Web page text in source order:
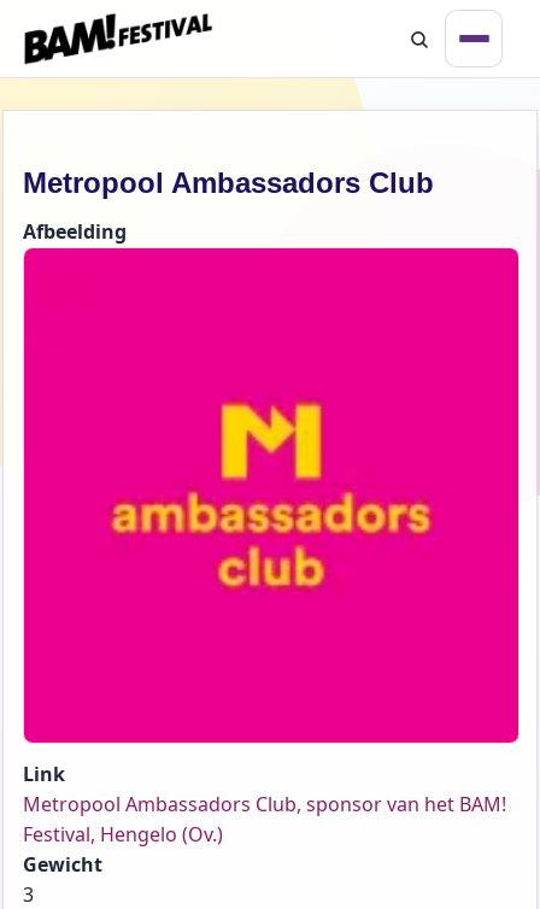
Overslaan en naar de inhoud gaan
Open
Metropool Ambassadors Club
Afbeelding
Link
Metropool Ambassadors Club, sponsor van het BAM!
Festival, Hengelo (Ov.)
Gewicht
3